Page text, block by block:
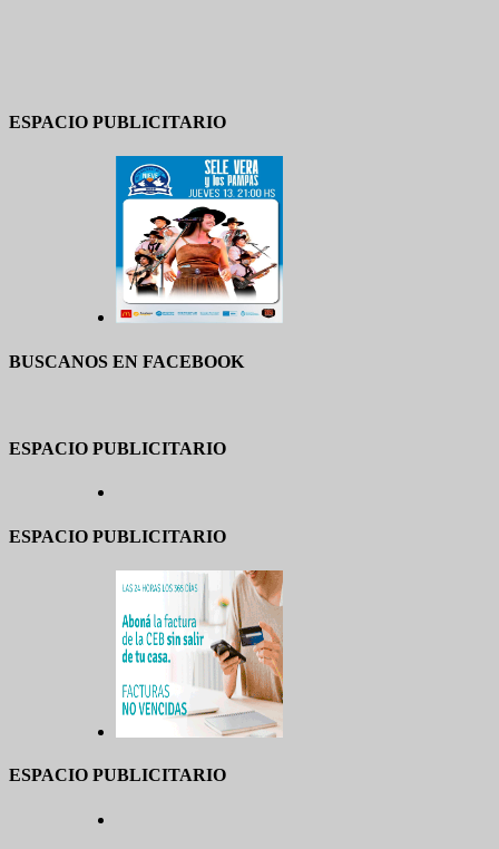
ESPACIO PUBLICITARIO
BUSCANOS EN FACEBOOK
ESPACIO PUBLICITARIO
ESPACIO PUBLICITARIO
ESPACIO PUBLICITARIO